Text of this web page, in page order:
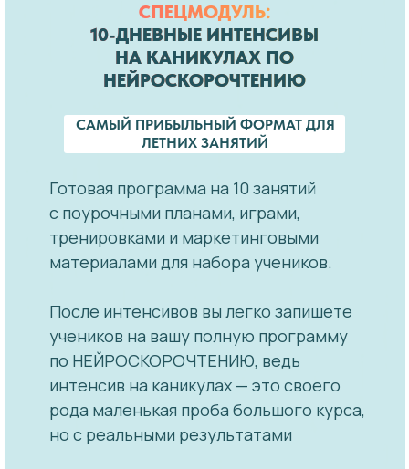
Готовая программа на 10 занятий
с поурочными планами, играми,
тренировками и маркетинговыми
материалами для набора учеников.
После интенсивов вы легко запишете
учеников на вашу полную программу
по НЕЙРОСКОРОЧТЕНИЮ, ведь
интенсив на каникулах — это своего
рода маленькая проба большого курса,
но с реальными результатами
СПЕЦМОДУЛЬ:
10-ДНЕВНЫЕ ИНТЕНСИВЫ
НА КАНИКУЛАХ ПО
НЕЙРОСКОРОЧТЕНИЮ
САМЫЙ ПРИБЫЛЬНЫЙ ФОРМАТ ДЛЯ
ЛЕТНИХ ЗАНЯТИЙ